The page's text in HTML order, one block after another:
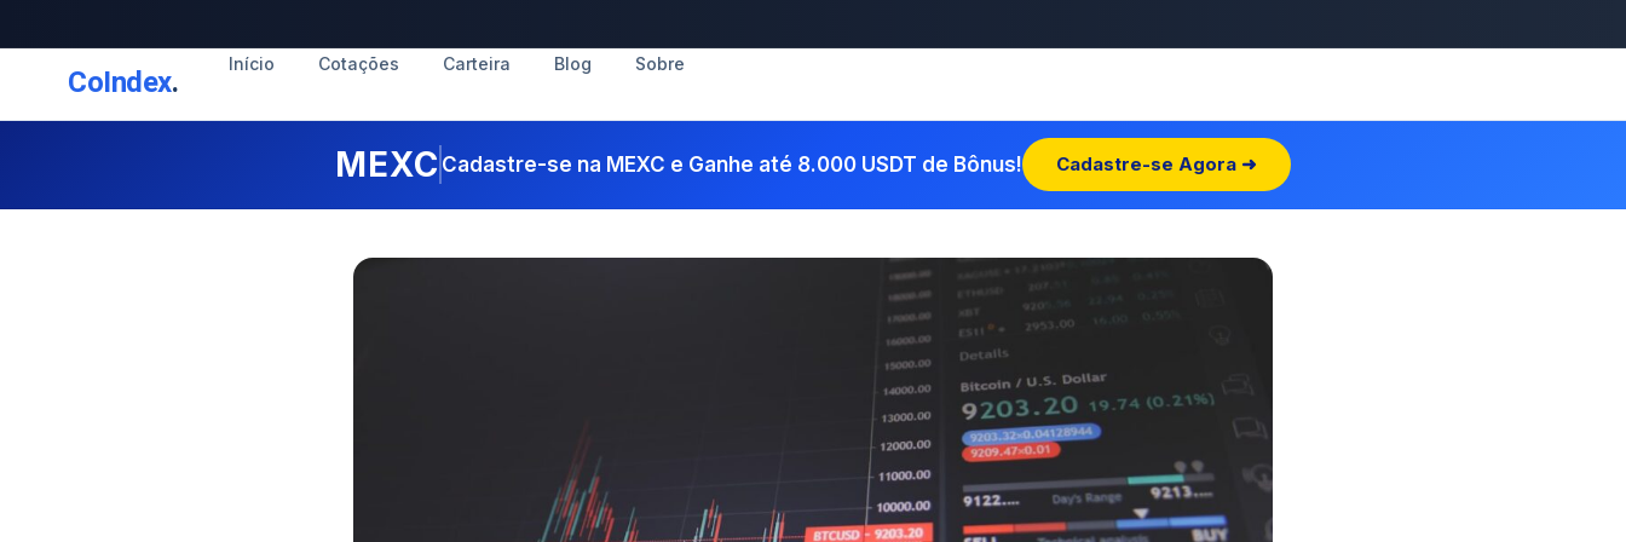
CoIndex. Início Cotações Carteira Blog Sobre
MEXC Cadastre-se na MEXC e Ganhe até 8.000 USDT de Bônus! Cadastre-se Agora ➜